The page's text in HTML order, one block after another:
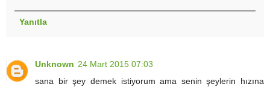
Yanıtla
Unknown 24 Mart 2015 07:03
sana bir şey demek istiyorum ama senin şeylerin hızına